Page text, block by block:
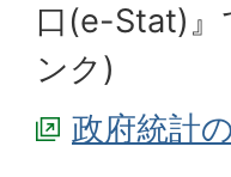
口(e-Stat)』
ンク)
政府統計